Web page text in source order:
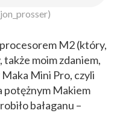
M2 (który,
moim zdaniem,
Mini Pro, czyli
potężnym Makiem
bałaganu –